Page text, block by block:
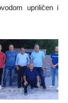
upriličen i